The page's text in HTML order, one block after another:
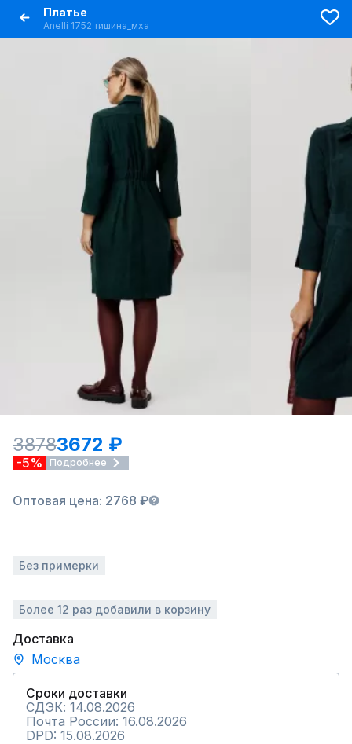
Платье
Anelli 1752 тишина_мха
38783672 ₽
-5% Подробнее
Оптовая цена: 2768 ₽
Без примерки
Более 12 раз добавили в корзину
Доставка
Москва
Сроки доставки
СДЭК: 14.08.2026
Почта России: 16.08.2026
DPD: 15.08.2026